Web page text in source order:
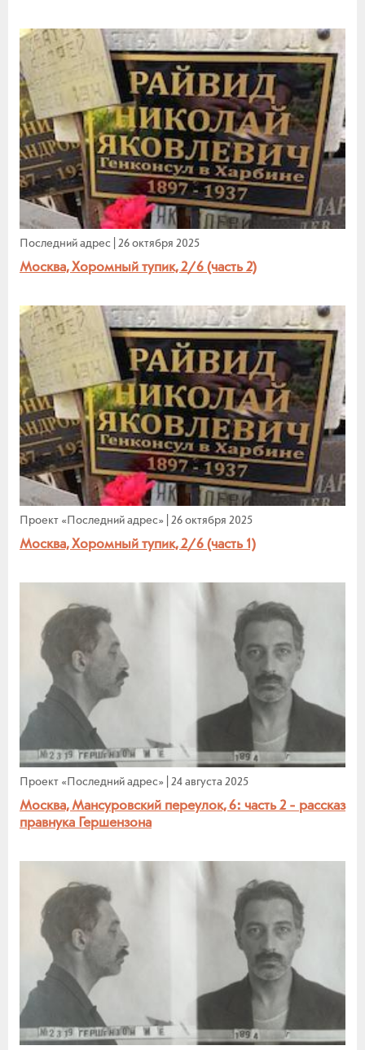
Последний адрес 26 октября 2025
Москва, Хоромный тупик, 2/6 (часть 2)
Проект «Последний адрес» 26 октября 2025
Москва, Хоромный тупик, 2/6 (часть 1)
Проект «Последний адрес» 24 августа 2025
Москва, Мансуровский переулок, 6: часть 2 - рассказ
правнука Гершензона